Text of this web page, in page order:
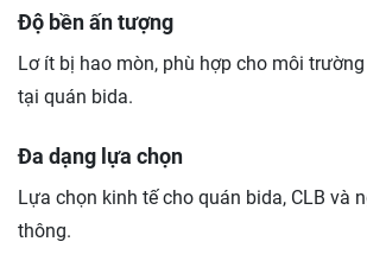
Độ bền ấn tượng
Lơ ít bị hao mòn, phù hợp cho môi
tại quán bida.
Đa dạng lựa chọn
Lựa chọn kinh tế cho quán bida, CLB và
thông.